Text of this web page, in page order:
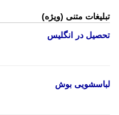
تبلیغات متنی (ویژه)
تحصیل در انگلیس
لباسشویی بوش